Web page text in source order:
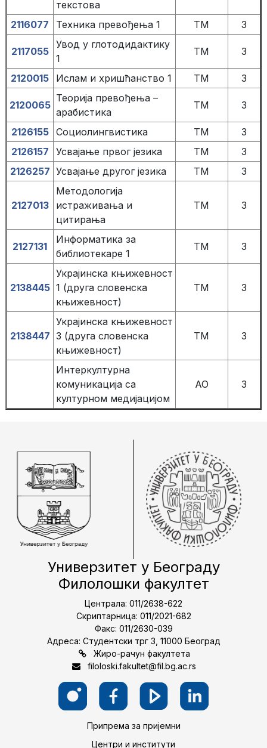
текстова
2116077 Техника превођења 1 TM 3
2117055
Увод у глотодидактику
1
TM 3
2120015 Ислам и хришћанство 1 TM 3
2120065
Теорија превођења –
арабистика
TM 3
2126155 Социолингвистика TM
3
2126157
Усвајање првог језика TM
3
2126257 Усвајање другог језика TM 3
2127013
Методологија
истраживања и
цитирања
TM 3
2127131
Информатика за
библиотекаре 1
TM 3
2138445
Украјинска књижевност
1 (друга словенска
књижевност)
TM 3
2138447
Украјинска књижевност
3 (друга словенска
књижевност)
TM 3
Интеркултурна
комуникација са
културном медијацијом
AO 3
Универзитет у Београду
Филолошки факултет
Централа: 011/2638-622
Скриптарница: 011/2021-682
Факс: 011/2630-039
Адреса: Студентски трг 3, 11000 Београд
Жиро-рачун факултета
filoloski.fakultet@fil.bg.ac.rs
Припрема за пријемни
Центри и институти